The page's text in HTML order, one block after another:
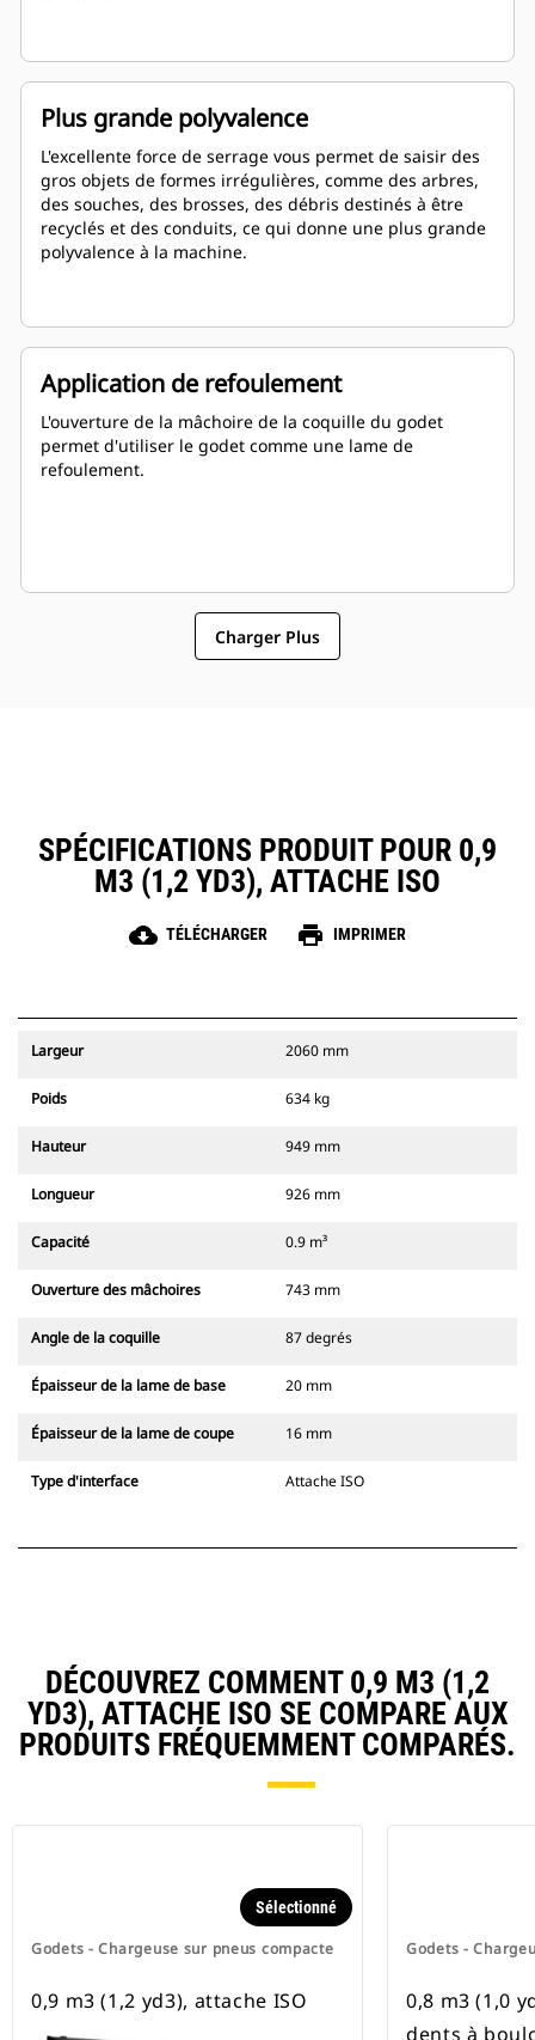
Plus grande polyvalence
L'excellente force de serrage vous permet de saisir des
gros objets de formes irrégulières, comme des arbres,
des souches, des brosses, des débris destinés à être
recyclés et des conduits, ce qui donne une plus grande
polyvalence à la machine.
Application de refoulement
L'ouverture de la mâchoire de la coquille du godet
permet d'utiliser le godet comme une lame de
refoulement.
Charger Plus
SPÉCIFICATIONS PRODUIT POUR 0,9
M3 (1,2 YD3), ATTACHE ISO
cloud_download TÉLÉCHARGER print IMPRIMER
Largeur 2060 mm
Poids 634 kg
Hauteur 949 mm
Longueur 926 mm
Capacité 0.9 m³
Ouverture des mâchoires 743 mm
Angle de la coquille 87 degrés
Épaisseur de la lame de base 20 mm
Épaisseur de la lame de coupe 16 mm
Type d'interface Attache ISO
DÉCOUVREZ COMMENT 0,9 M3 (1,2
YD3), ATTACHE ISO SE COMPARE AUX
PRODUITS FRÉQUEMMENT COMPARÉS.
Godets - Chargeuse sur pneus compacte
Sélectionné
0,9 m3 (1,2 yd3), attache ISO
Godets -
0,8 m3 (1,0
dents à